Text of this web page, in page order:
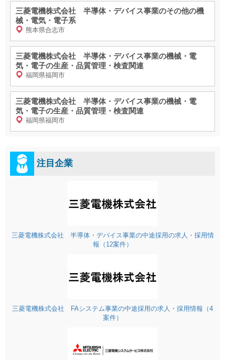
三菱電機株式会社 半導体・デバイス事業のその他の機
械・電気・電子系
熊本県合志市
三菱電機株式会社 半導体・デバイス事業の機械・電
気・電子の生産・品質管理・検査関連
福岡県福岡市
三菱電機株式会社 半導体・デバイス事業の機械・電
気・電子の生産・品質管理・検査関連
福岡県福岡市
注目企業
三菱電機株式会社 半導体・デバイス事業の中途採用の求人・採用情
報（12案件）
三菱電機株式会社 FAシステム事業の中途採用の求人・採用情報（4
案件）